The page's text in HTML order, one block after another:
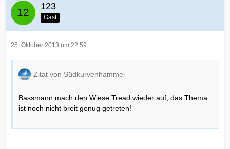
123
Gast
25. Oktober 2013 um 22:59
Zitat von Südkurvenhammel
Bassmann mach den Wiese Tread wieder auf, das Thema
ist noch nicht breit genug getreten!